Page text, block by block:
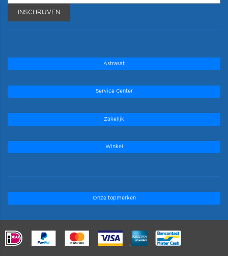
INSCHRIJVEN
Astrasat
Service Center
Zakelijk
Winkel
Onze topmerken
.